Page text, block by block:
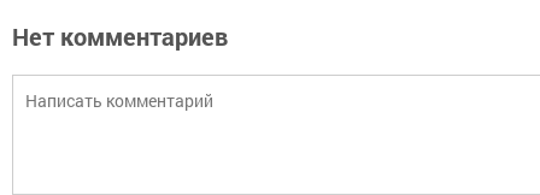
Нет комментариев